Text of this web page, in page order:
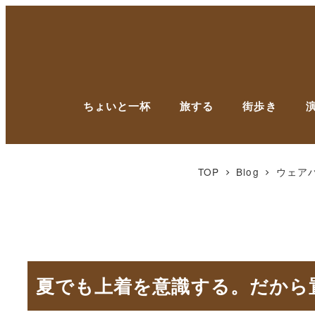
ちょいと一杯 旅する 街歩き
TOP Blog ウェア
夏でも上着を意識する。だから